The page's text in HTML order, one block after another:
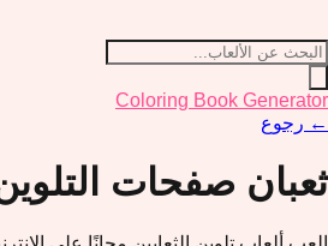
Coloring Book Generator
← رجوع
ثعبان صفحات